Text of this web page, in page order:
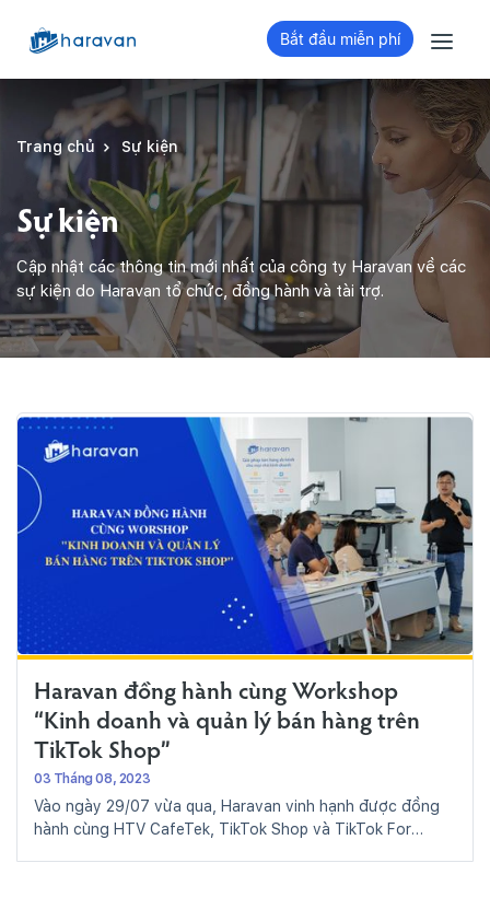
Bắt đầu miễn phí
Trang chủ Sự kiện
Sự kiện
Cập nhật các thông tin mới nhất của công ty Haravan về các
sự kiện do Haravan tổ chức, đồng hành và tài trợ.
Haravan đồng hành cùng Workshop
“Kinh doanh và quản lý bán hàng trên
TikTok Shop”
03 Tháng 08, 2023
Vào ngày 29/07 vừa qua, Haravan vinh hạnh được đồng
hành cùng HTV CafeTek, TikTok Shop và TikTok For